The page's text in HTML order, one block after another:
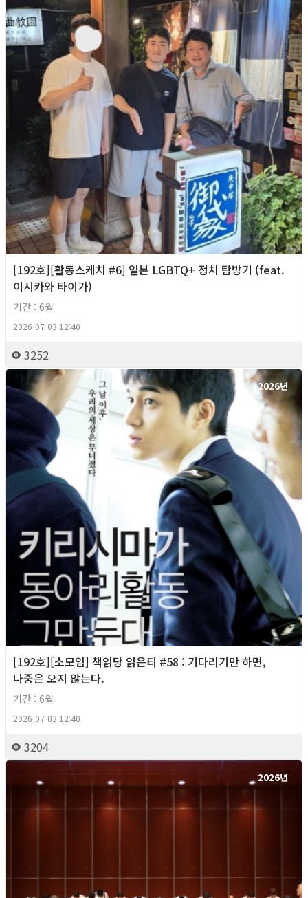
[192호][활동스케치 #6] 일본 LGBTQ+ 정치 탐방기 (feat.
이시카와 타이가)
기간 : 6월
2026-07-03 12:40
3252
2026년
[192호][소모임] 책읽당 읽은티 #58 : 기다리기만 하면,
나중은 오지 않는다.
기간 : 6월
2026-07-03 12:40
3204
2026년